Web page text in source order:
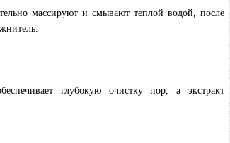
массируют и смывают теплой водой, после
глубокую очистку пор, а экстракт